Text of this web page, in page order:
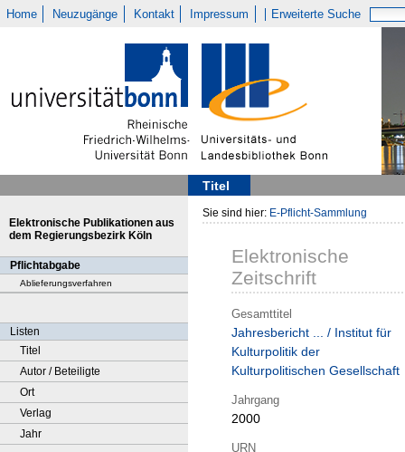
Home Neuzugänge Kontakt Impressum Erweiterte Suche
Titel
Elektronische Publikationen aus
dem Regierungsbezirk Köln
Pflichtabgabe
Ablieferungsverfahren
Listen
Titel
Autor / Beteiligte
Ort
Verlag
Jahr
Sie sind hier: E-Pflicht-Sammlung
Elektronische
Zeitschrift
Gesamttitel
Jahresbericht ... / Institut für
Kulturpolitik der
Kulturpolitischen Gesellschaft
Jahrgang
2000
URN